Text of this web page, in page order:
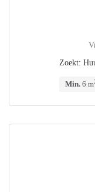
Zoekt:
Min. 6 m